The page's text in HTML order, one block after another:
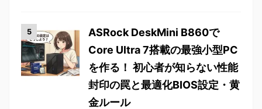
ASRock DeskMini B860で
Core Ultra 7搭載の最強小型PC
を作る！ 初心者が知らない性能
封印の罠と最適化BIOS設定・黄
金ルール